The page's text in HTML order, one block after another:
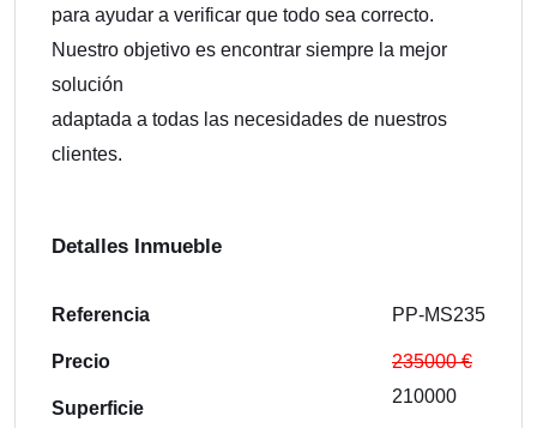
para ayudar a verificar que todo sea correcto.
Nuestro objetivo es encontrar siempre la mejor
solución
adaptada a todas las necesidades de nuestros
clientes.
Detalles Inmueble
Referencia
Precio
Superficie
PP-MS235
235000 €
210000